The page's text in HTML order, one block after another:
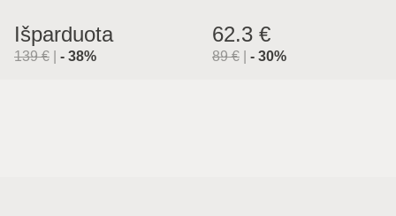
Išparduota
139€ - 38%
62.3 €
89€ - 30%